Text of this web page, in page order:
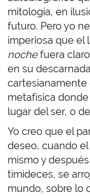
mitología, en
futuro. Pero yo
imperiosa que el
nochefuera
en su
cartesianamente
metafísica
lugar del ser, o
Yo creo que el
deseo, cuando
mismo y
timideces, se
mundo, sobre lo